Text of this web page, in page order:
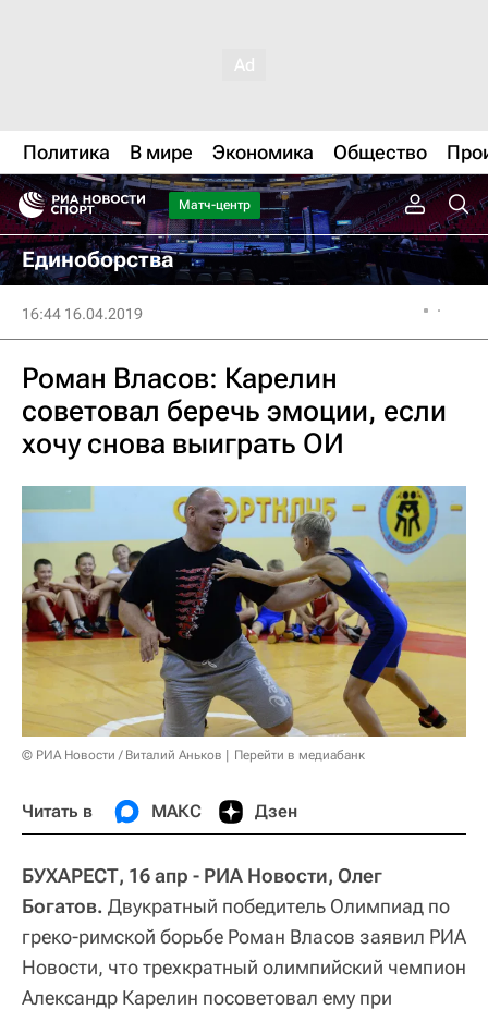
Политика В мире Экономика Общество
Матч-центр
Единоборства
16:44 16.04.2019
Роман Власов: Карелин
советовал беречь эмоции, если
хочу снова выиграть ОИ
© РИА Новости / Виталий Аньков Перейти в медиабанк
Читать в МАКС Дзен
БУХАРЕСТ, 16 апр - РИА Новости, Олег
Богатов. Двукратный победитель Олимпиад по
греко-римской борьбе Роман Власов заявил РИА
Новости, что трехкратный олимпийский чемпион
Александр Карелин посоветовал ему при